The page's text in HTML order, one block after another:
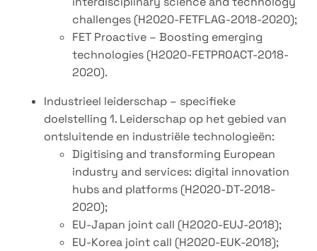
challenges (H2020-FETFLAG-2018-2020);
FET Proactive – Boosting emerging
technologies (H2020-FETPROACT-2018-
2020).
Industrieel leiderschap – specifieke
doelstelling 1. Leiderschap op het gebied van
ontsluitende en industriële technologieën:
Digitising and transforming European
industry and services: digital innovation
hubs and platforms (H2020-DT-2018-
2020);
EU-Japan joint call (H2020-EUJ-2018);
EU-Korea joint call (H2020-EUK-2018);